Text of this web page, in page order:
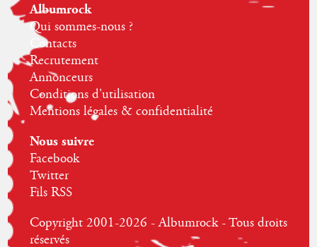
Albumrock
Qui sommes-nous ?
Contacts
Recrutement
Annonceurs
Conditions d'utilisation
Mentions légales & confidentialité
Nous suivre
Facebook
Twitter
Fils RSS
Copyright 2001-2026 - Albumrock - Tous droits
réservés